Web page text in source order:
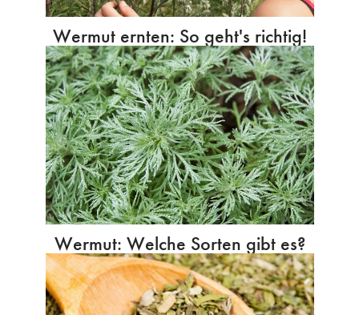
Wermut ernten: So geht's richtig!
Wermut: Welche Sorten gibt es?